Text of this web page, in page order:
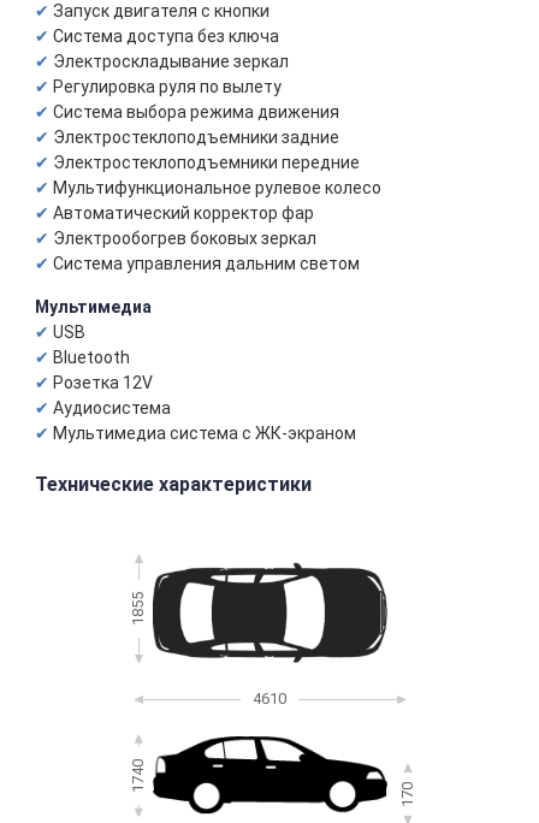
Запуск двигателя с кнопки
Система доступа без ключа
Электроскладывание зеркал
Регулировка руля по вылету
Система выбора режима движения
Электростеклоподъемники задние
Электростеклоподъемники передние
Мультифункциональное рулевое колесо
Автоматический корректор фар
Электрообогрев боковых зеркал
Система управления дальним светом
Мультимедиа
USB
Bluetooth
Розетка 12V
Аудиосистема
Мультимедиа система с ЖК-экраном
Технические характеристики
1855
4610
1740
170